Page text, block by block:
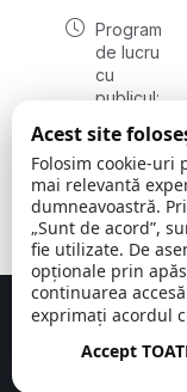
Program
de lucru
cu
publicul:
08:00 -
16:30
, vineri:
08:00 -
14:00
Comuna Cerchezu
Concept realizat
Acest site
Folosim cookie-uri
mai relevantă
dumneavoastră.
„Sunt de acord”,
fie utilizate. De
opționale prin
continuarea
exprimați acordul
Accept